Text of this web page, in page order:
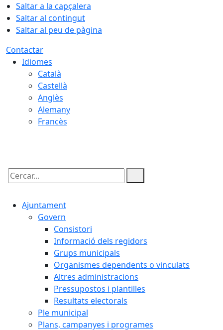
Saltar a la capçalera
Saltar al contingut
Saltar al peu de pàgina
Contactar
Idiomes
Català
Castellà
Anglès
Alemany
Francès
Cercar:
Ajuntament
Govern
Consistori
Informació dels regidors
Grups municipals
Organismes dependents o vinculats
Altres administracions
Pressupostos i plantilles
Resultats electorals
Ple municipal
Plans, campanyes i programes